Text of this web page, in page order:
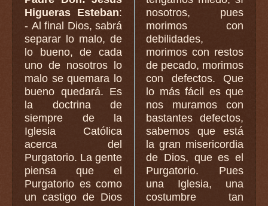
Higueras Esteban:
- Al final Dios, sabrá
separar lo malo, de
lo bueno, de cada
uno de nosotros lo
malo se quemara lo
bueno quedará. Es
la doctrina de
siempre de la
Iglesia Católica
acerca del
Purgatorio. La gente
piensa que el
Purgatorio es como
un castigo de Dios
nosotros, pues
morimos con
debilidades,
morimos con restos
de pecado, morimos
con defectos. Que
lo más fácil es que
nos muramos con
bastantes defectos,
sabemos que está
la gran misericordia
de Dios, que es el
Purgatorio. Pues
una Iglesia, una
costumbre tan